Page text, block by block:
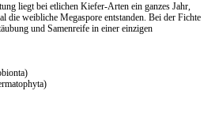
liegt bei etlichen Kiefer-Arten ein ganzes Jahr,
die weibliche Megaspore entstanden. Bei der Fichte
und Samenreife in einer einzigen